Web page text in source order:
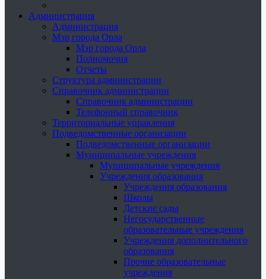
Администрация
Администрация
Мэр города Орла
Мэр города Орла
Полномочия
Отчеты
Структура администрации
Справочник администрации
Справочник администрации
Телефонный справочник
Территориальные управления
Подведомственные организации
Подведомственные организации
Муниципальные учреждения
Муниципальные учреждения
Учреждения образования
Учреждения образования
Школы
Детские сады
Негосударственные
образовательные учреждения
Учреждения дополнительного
образования
Прочие образовательные
учреждения